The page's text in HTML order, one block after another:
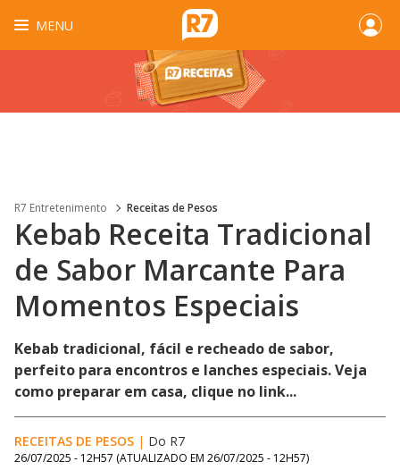
MENU
R7 Entretenimento Receitas de Pesos
Kebab Receita Tradicional
de Sabor Marcante Para
Momentos Especiais
Kebab tradicional, fácil e recheado de sabor,
perfeito para encontros e lanches especiais. Veja
como preparar em casa, clique no link...
RECEITAS DE PESOS | Do R7
26/07/2025 - 12H57 (ATUALIZADO EM 26/07/2025 - 12H57)